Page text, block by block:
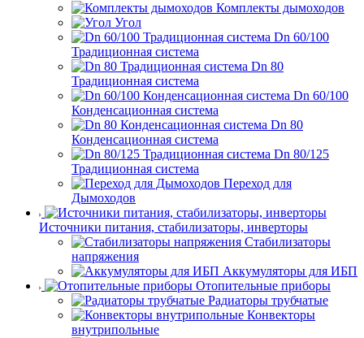
Комплекты дымоходов
Угол
Dn 60/100
Традиционная система
Dn 80
Традиционная система
Dn 60/100
Конденсационная система
Dn 80
Конденсационная система
Dn 80/125
Традиционная система
Переход для
Дымоходов
Источники питания, стабилизаторы, инверторы
Стабилизаторы
напряжения
Аккумуляторы для ИБП
Отопительные приборы
Радиаторы трубчатые
Конвекторы
внутрипольные